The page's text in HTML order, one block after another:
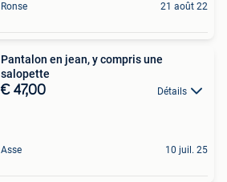
Ronse 21 août 22
Pantalon en jean, y compris une
salopette
€ 47,00 Détails
Asse 10 juil. 25